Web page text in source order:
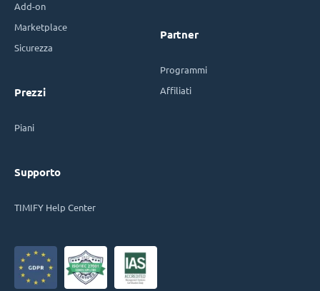
Add-on
Marketplace
Sicurezza
Prezzi
Piani
Supporto
TIMIFY Help Center
Partner
Programmi
Affiliati